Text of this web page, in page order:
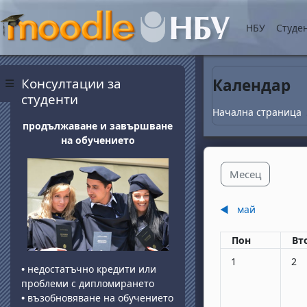
Прескочи на
Страничен панел
НБУ
Календар
Начална страница
Месец
◀︎ май
Понеделник
Пон
Няма събития,
1 2
Блокове
Консултации за
студенти
продължаване и завършване
на обучението
• недостатъчно кредити или
проблеми с дипломирането
• възобновяване на обучението